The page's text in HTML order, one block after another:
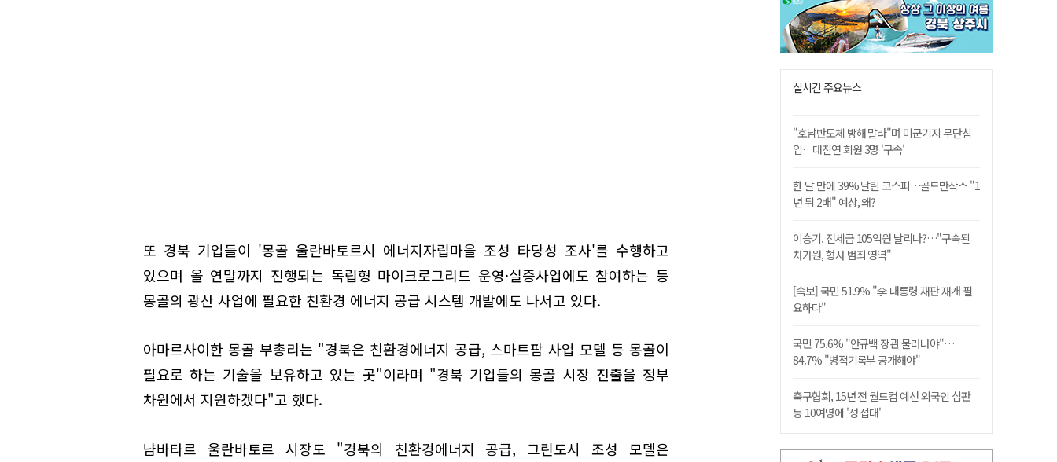
또 경북 기업들이 '몽골 울란바토르시 에너지자립마을 조성 타당성 조사'를 수행하고
있으며 올 연말까지 진행되는 독립형 마이크로그리드 운영·실증사업에도 참여하는 등
몽골의 광산 사업에 필요한 친환경 에너지 공급 시스템 개발에도 나서고 있다.
아마르사이한 몽골 부총리는 "경북은 친환경에너지 공급, 스마트팜 사업 모델 등 몽골이
필요로 하는 기술을 보유하고 있는 곳"이라며 "경북 기업들의 몽골 시장 진출을 정부
차원에서 지원하겠다"고 했다.
냠바타르 울란바토르 시장도 "경북의 친환경에너지 공급, 그린도시 조성 모델은
실시간 주요뉴스
"호남반도체 방해 말라"며 미군기지 무단침
입…대진연 회원 3명 '구속'
한 달 만에 39% 날린 코스피…골드만삭스 "1
년 뒤 2배" 예상, 왜?
이승기, 전세금 105억원 날리나?…"구속된
차가원, 형사 범죄 영역"
[속보] 국민 51.9% "李 대통령 재판 재개 필
요하다"
국민 75.6% "안규백 장관 물러나야"…
84.7% "병적기록부 공개해야"
축구협회, 15년 전 월드컵 예선 외국인 심판
등 10여명에 '성 접대'